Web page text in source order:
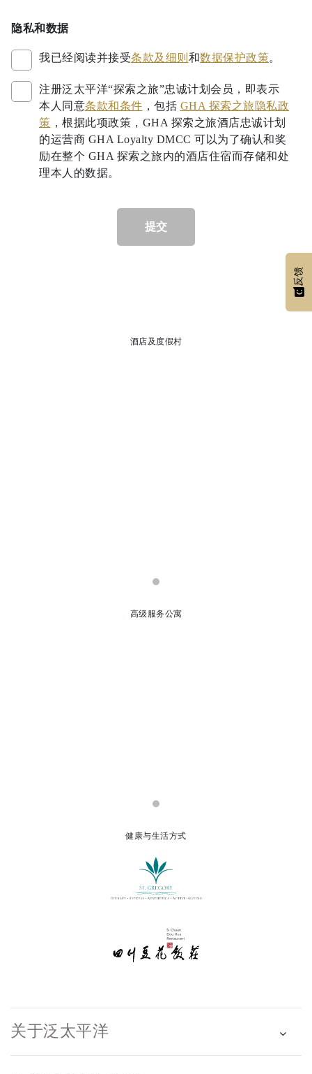
隐私和数据
我已经阅读并接受条款及细则 和数据保护政策。
注册泛太平洋“探索之旅”忠诚计划会员，即表示
本人同意条款和条件 ，包括 GHA 探索之旅隐私政
策 ，根据此项政策，GHA 探索之旅酒店忠诚计划
的运营商 GHA Loyalty DMCC 可以为了确认和奖
励在整个 GHA 探索之旅内的酒店住宿而存储和处
理本人的数据。
提交
酒店及度假村
高级服务公寓
健康与生活方式
关于泛太平洋
反馈